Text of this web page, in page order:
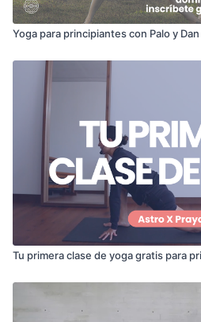
Yoga para principiantes con Palo y Dan
Tu primera clase de yoga gratis para